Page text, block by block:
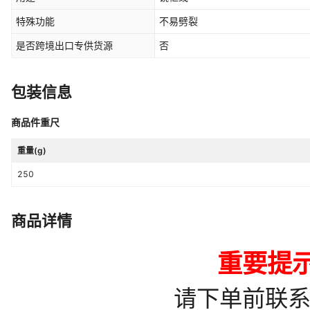
特殊功能 不易劈裂
是否跨境出口专供货源 否
包装信息
商品件重尺
重量(g)
250
商品详情